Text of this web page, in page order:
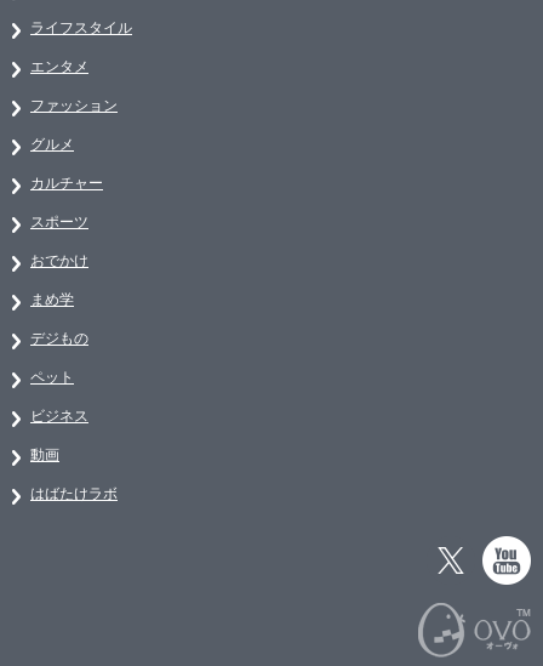
ライフスタイル
エンタメ
ファッション
グルメ
カルチャー
スポーツ
おでかけ
まめ学
デジもの
ペット
ビジネス
動画
はばたけラボ